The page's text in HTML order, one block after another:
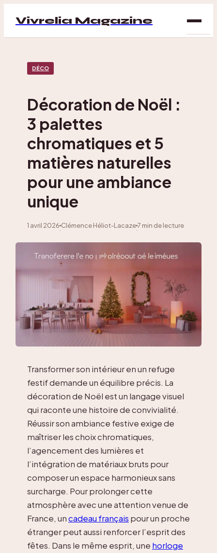
Vivrelia Magazine
DÉCO
Décoration de Noël :
3 palettes
chromatiques et 5
matières naturelles
pour une ambiance
unique
1 avril 2026
·
Clémence Héliot-Lacaze
·
7 min de lecture
Transformer son intérieur en un refuge
festif demande un équilibre précis. La
décoration de Noël est un langage visuel
qui raconte une histoire de convivialité.
Réussir son ambiance festive exige de
maîtriser les choix chromatiques,
l’agencement des lumières et
l’intégration de matériaux bruts pour
composer un espace harmonieux sans
surcharge. Pour prolonger cette
atmosphère avec une attention venue de
France, uncadeau français pour un proche
étranger peut aussi renforcer l’esprit des
fêtes. Dans le même esprit, une horloge